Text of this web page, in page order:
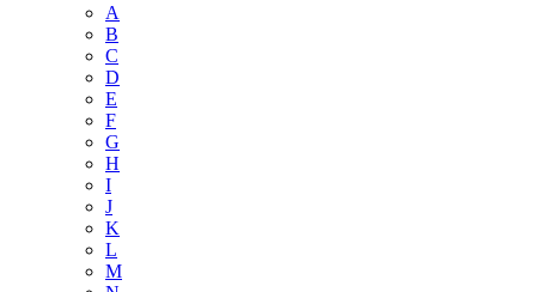
A
B
C
D
E
F
G
H
I
J
K
L
M